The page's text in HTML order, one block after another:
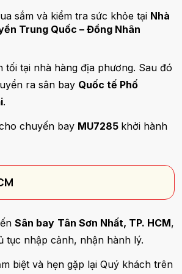
sắm và kiểm tra sức khỏe tại Nhà
Trung Quốc – Đồng Nhân
tối tại nhà hàng địa phương. Sau đó
ra sân bay Quốc tế Phố
.
chuyến bay MU7285 khởi hành
Sân bay Tân Sơn Nhất, TP. HCM,
tục nhập cảnh, nhận hành lý.
biệt và hẹn gặp lại Quý khách trên